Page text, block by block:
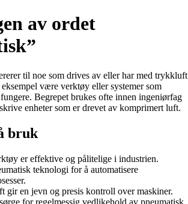
av ordet
til noe som drives av eller har med trykkluft
være verktøy eller systemer som
Begrepet brukes ofte innen ingeniørfag
enheter som er drevet av komprimert luft.
bruk
er effektive og pålitelige i industrien.
teknologi for å automatisere
gir en jevn og presis kontroll over maskiner.
for regelmessig vedlikehold av pneumatisk